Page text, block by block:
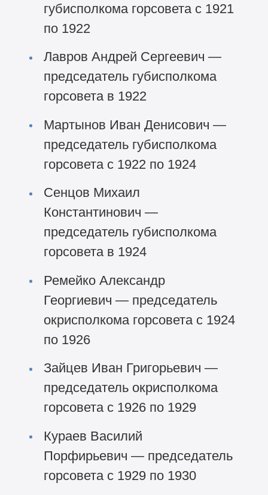
губисполкома горсовета с 1921
по 1922
Лавров Андрей Сергеевич —
председатель губисполкома
горсовета в 1922
Мартынов Иван Денисович —
председатель губисполкома
горсовета с 1922 по 1924
Сенцов Михаил
Константинович —
председатель губисполкома
горсовета в 1924
Ремейко Александр
Георгиевич — председатель
окрисполкома горсовета с 1924
по 1926
Зайцев Иван Григорьевич —
председатель окрисполкома
горсовета с 1926 по 1929
Кураев Василий
Порфирьевич — председатель
горсовета с 1929 по 1930